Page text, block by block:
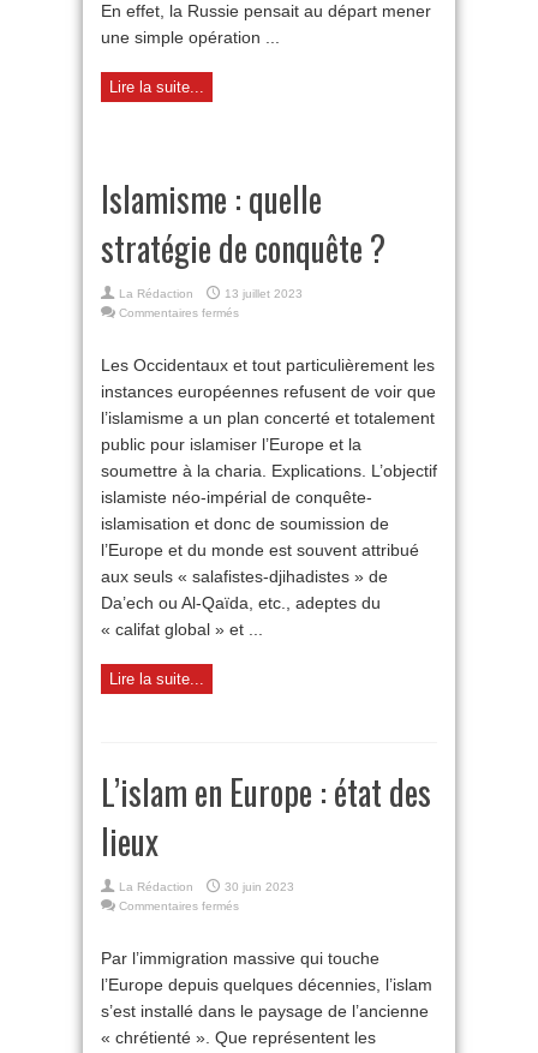
En effet, la Russie pensait au départ mener
une simple opération ...
Lire la suite...
Islamisme : quelle
stratégie de conquête ?
La Rédaction
13 juillet 2023
Commentaires fermés
stratégie
de
Les Occidentaux et tout particulièrement les
instances européennes refusent de voir que
l’islamisme a un plan concerté et totalement
public pour islamiser l’Europe et la
soumettre à la charia. Explications. L’objectif
islamiste néo-impérial de conquête-
islamisation et donc de soumission de
l’Europe et du monde est souvent attribué
aux seuls « salafistes-djihadistes » de
Da’ech ou Al-Qaïda, etc., adeptes du
« califat global » et ...
Lire la suite...
L’islam en Europe : état des
lieux
La Rédaction
30 juin 2023
Commentaires fermés
Europe :
état
lieux
Par l’immigration massive qui touche
l’Europe depuis quelques décennies, l’islam
s’est installé dans le paysage de l’ancienne
« chrétienté ». Que représentent les